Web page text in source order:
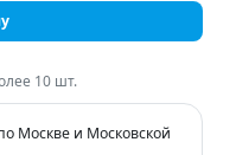
10 шт.
Москве и Московской